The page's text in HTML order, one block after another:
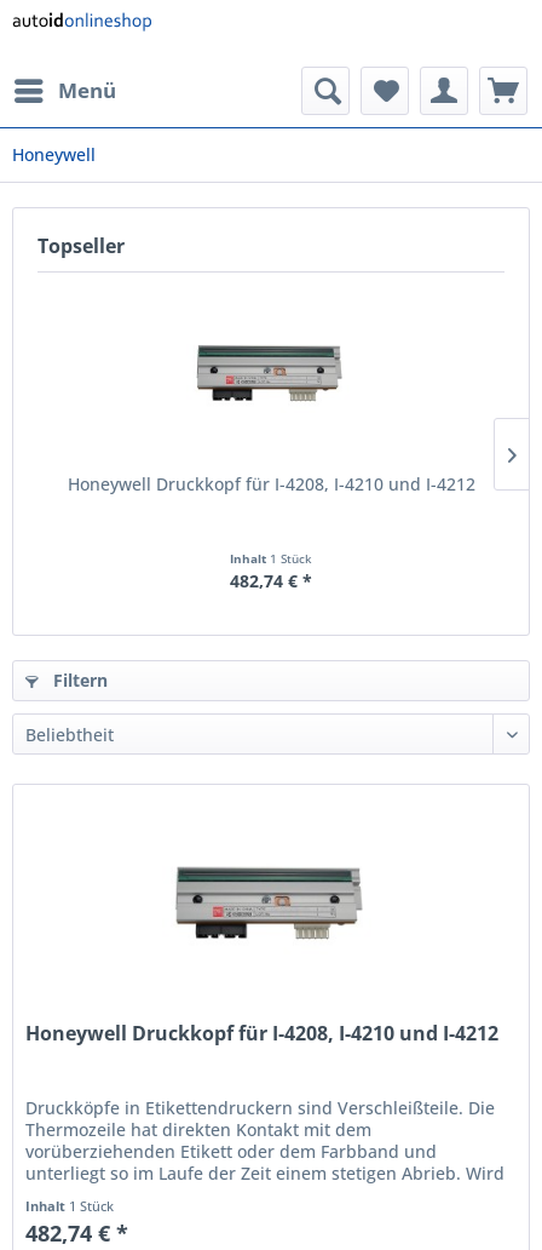
Menü
Honeywell
Topseller
Honeywell Druckkopf für I-4208, I-4210 und I-4212
Inhalt 1 Stück
482,74 € *
Filtern
Honeywell Druckkopf für I-4208, I-4210 und I-4212
Druckköpfe in Etikettendruckern sind Verschleißteile. Die
Thermo­zeile hat direkten Kontakt mit dem
vorüberziehenden Etikett oder dem Farbband und
unterliegt so im Laufe der Zeit einem stetigen Abrieb. Wird
Inhalt 1 Stück
482,74 € *